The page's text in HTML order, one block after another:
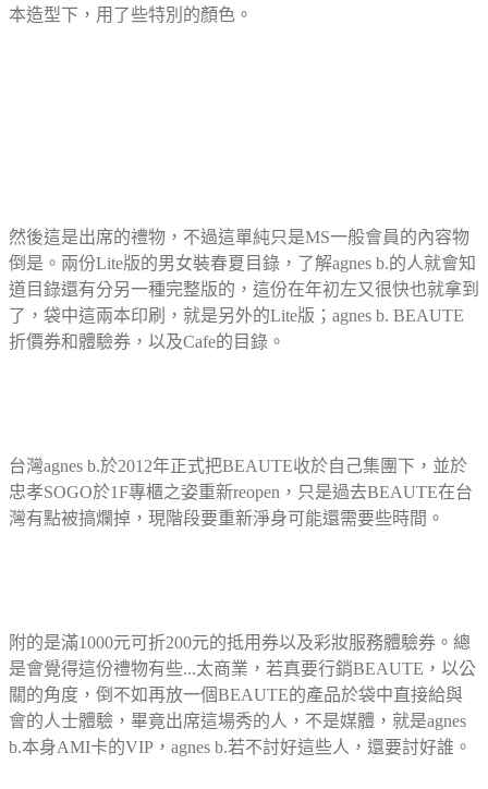
本造型下，用了些特別的顏色。
然後這是出席的禮物，不過這單純只是MS一般會員的內容物
倒是。兩份Lite版的男女裝春夏目錄，了解agnes b.的人就會知
道目錄還有分另一種完整版的，這份在年初左又很快也就拿到
了，袋中這兩本印刷，就是另外的Lite版；agnes b. BEAUTE
折價券和體驗券，以及Cafe的目錄。
台灣agnes b.於2012年正式把BEAUTE收於自己集團下，並於
忠孝SOGO於1F專櫃之姿重新reopen，只是過去BEAUTE在台
灣有點被搞爛掉，現階段要重新淨身可能還需要些時間。
附的是滿1000元可折200元的抵用券以及彩妝服務體驗券。總
是會覺得這份禮物有些...太商業，若真要行銷BEAUTE，以公
關的角度，倒不如再放一個BEAUTE的產品於袋中直接給與
會的人士體驗，畢竟出席這場秀的人，不是媒體，就是agnes
b.本身AMI卡的VIP，agnes b.若不討好這些人，還要討好誰。